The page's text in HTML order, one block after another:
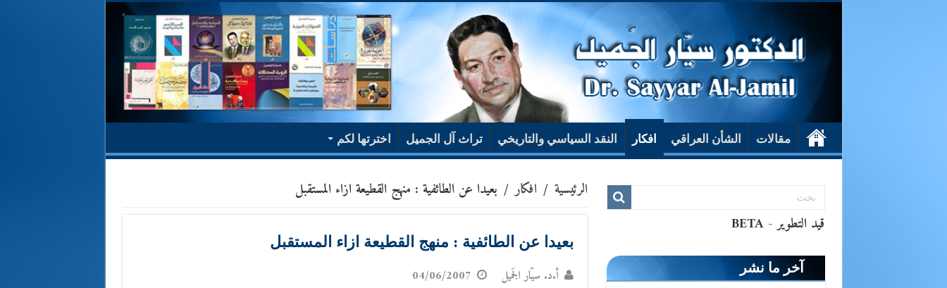
مقالات الشأن العراقي افكار النقد السياسي والتاريخي تراث آل الجميل اخترتها لكم
الرئيسية / افكار / بعيدا عن الطائفية : منهج القطيعة ازاء المستقبل
بعيدا عن الطائفية : منهج القطيعة ازاء المستقبل
أ.د. سيّار الجَميل 04/06/2007 آخر ما نشر